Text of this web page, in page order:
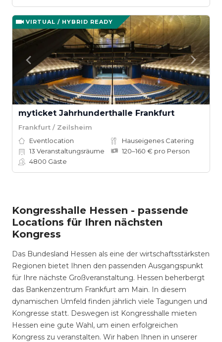
VIRTUAL / HYBRID READY
myticket Jahrhunderthalle Frankfurt
Frankfurt / Zeilsheim
Eventlocation
Hauseigenes Catering
13 Veranstaltungsräume
120–160 € pro Person
4800 Gäste
Kongresshalle Hessen - passende
Locations für Ihren nächsten
Kongress
Das Bundesland Hessen als eine der wirtschaftsstärksten
Regionen bietet Ihnen den passenden Ausgangspunkt
für Ihre nächste Großveranstaltung. Hessen beherbergt
das Bankenzentrum Frankfurt am Main. In diesem
dynamischen Umfeld finden jährlich viele Tagungen und
Kongresse statt. Deswegen ist Kongresshalle mieten
Hessen eine gute Wahl, um einen erfolgreichen
Kongress zu veranstalten. Wir haben Ihnen in unserer